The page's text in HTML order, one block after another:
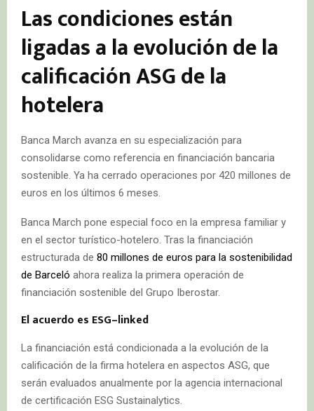
Las condiciones están
ligadas a la evolución de la
calificación ASG de la
hotelera
Banca March avanza en su especialización para
consolidarse como referencia en financiación bancaria
sostenible. Ya ha cerrado operaciones por 420 millones de
euros en los últimos 6 meses.
Banca March pone especial foco en la empresa familiar y
en el sector turístico-hotelero. Tras la financiación
estructurada de 80 millones de euros para la sostenibilidad
de Barceló ahora realiza la primera operación de
financiación sostenible del Grupo Iberostar.
El acuerdo es ESG–linked
La financiación está condicionada a la evolución de la
calificación de la firma hotelera en aspectos ASG, que
serán evaluados anualmente por la agencia internacional
de certificación ESG Sustainalytics.